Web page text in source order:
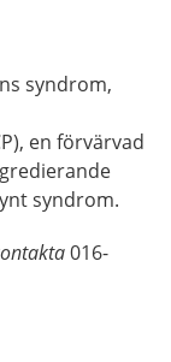
syndrom,
en förvärvad
syndrom.
016-